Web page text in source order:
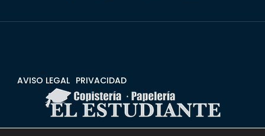
AVISO LEGAL PRIVACIDAD